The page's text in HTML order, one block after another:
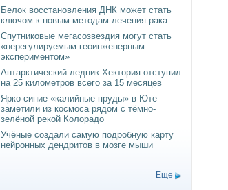
Белок восстановления ДНК может стать
ключом к новым методам лечения рака
Спутниковые мегасозвездия могут стать
«нерегулируемым геоинженерным
экспериментом»
Антарктический ледник Хектория отступил
на 25 километров всего за 15 месяцев
Ярко-синие «калийные пруды» в Юте
заметили из космоса рядом с тёмно-
зелёной рекой Колорадо
Учёные создали самую подробную карту
нейронных дендритов в мозге мыши
Еще